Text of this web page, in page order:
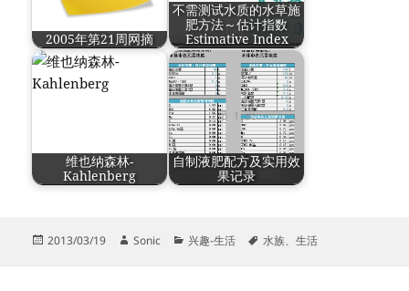
2005年第21周网摘
不需测试水质的水草施
肥方法～估计指数
Estimative Index
维也纳森林-
Kahlenberg
自制液肥配方及实用效
果记录
发
2013/03/19
作
Sonic
分
兴趣-生活
标
水族、生活